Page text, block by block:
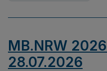
MB.NRW
28.07.2026